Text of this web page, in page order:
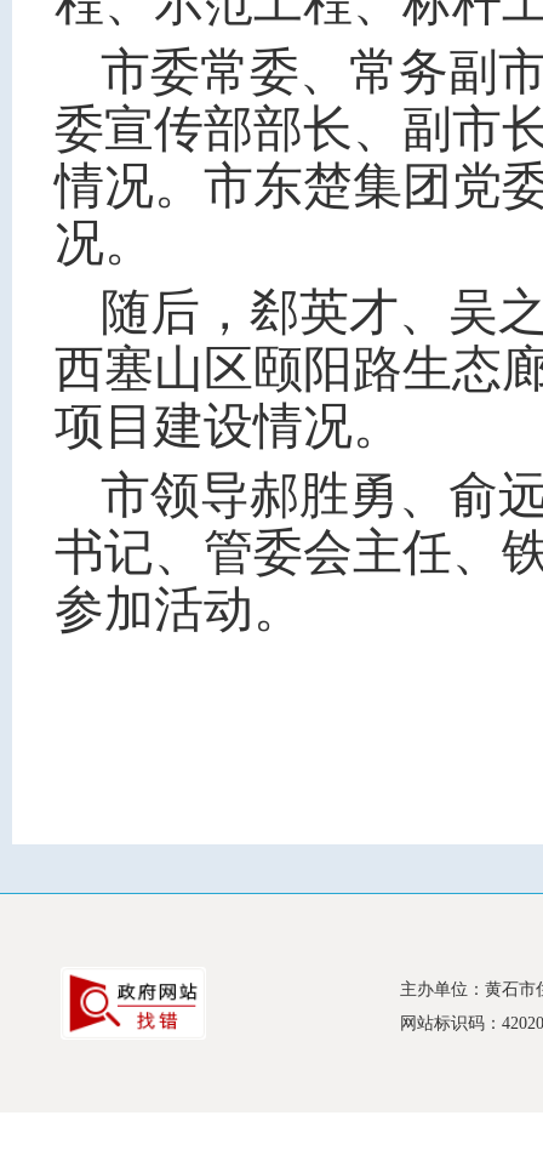
市委常委、常务副
委宣传部部长、副市
情况。市东楚集团党
况。
随后，郄英才、吴
西塞山区颐阳路生态
项目建设情况。
市领导郝胜勇、俞
书记、管委会主任、
参加活动。
主办单位：黄石市
网站标识码：